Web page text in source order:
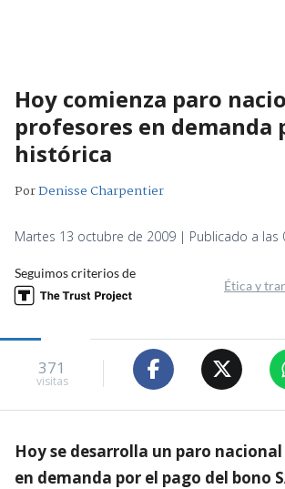
Hoy comienza paro
profesores en demanda
histórica
PorDenisse Charpentier
Martes 13 octubre de 2009 | Publicado a las
Seguimos criterios de
Ética y
371
visitas
Hoy se desarrolla un paro
en demanda por el pago del bono